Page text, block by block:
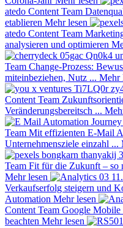
atedo Content Team
etablieren Mehr lesen
atedo Content Team
analysieren und optimieren
Team Change-Prozess:
miteinbeziehen, Nutz ... Mehr
Content Team
Veränderungsbereitsch ...
Team Mit effizienten E-Mail
Unternehmensziele einzahl ...
Team Fit für die Zukunft – so
Mehr lesen
Verkaufserfolg steigern und
Automation Mehr lesen
Content Team Google Mobile
beachten Mehr lesen